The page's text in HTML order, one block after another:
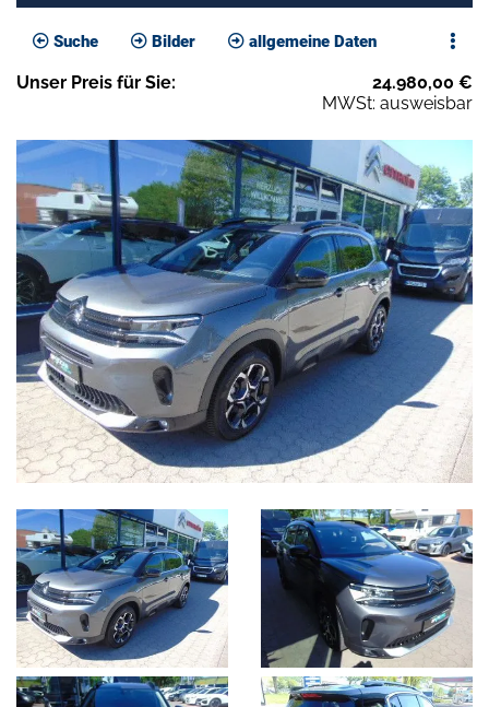
Suche Bilder allgemeine Daten
Unser Preis für Sie: 24.980,00 €
MWSt: ausweisbar